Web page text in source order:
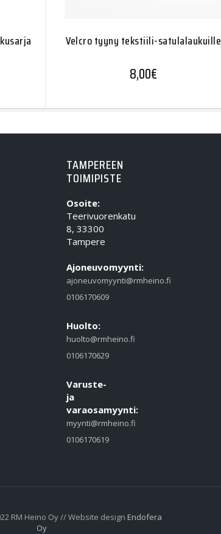
Velcro tyyny tekstiili-satulalaukuille
8,00€
TAMPEREEN
TOIMIPISTE
Osoite:
Teerivuorenkatu
8, 33300
Tampere
Ajoneuvomyynti:
ajoneuvomyynti@rmheino.fi
0106170609
Huolto:
huolto@rmheino.fi
0106170629
Varuste-
ja
varaosamyynti:
myynti@rmheino.fi
0106170619
RM Heino Oy // Website design Endofera
Oy